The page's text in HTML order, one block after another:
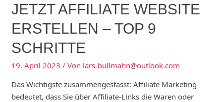
–
können
Sie
TikTok
Geld
verdienen.
JETZT AFFILIATE WEBSITE
ERSTELLEN – TOP 9
SCHRITTE
19. April 2023 / Von lars-bullmahn@outlook.com
Das Wichtigste zusammengesfasst: Affiliate Marketing
bedeutet, dass Sie über Affiliate-Links die Waren oder